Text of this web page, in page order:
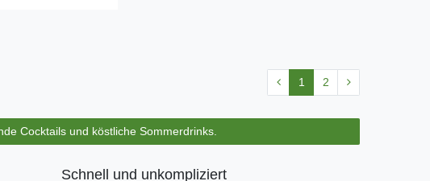
1 2
Cocktails und köstliche Sommerdrinks.
Schnell und unkompliziert